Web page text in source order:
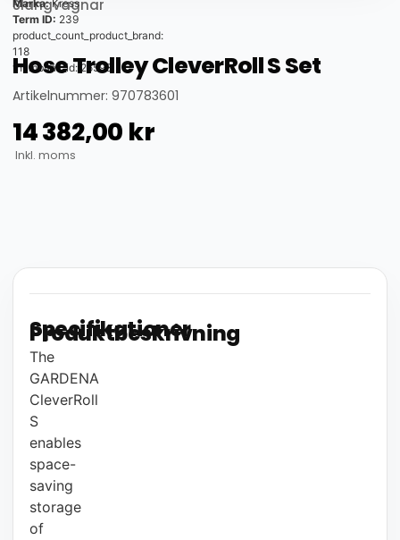
Slangvagnar
Marka:Kress
Term ID: 239
product_count_product_brand:
118
thumbnail_id: 25593
Hose Trolley CleverRoll S Set
Artikelnummer: 970783601
14 382,00 kr
Inkl. moms
Produktbeskrivning
The
GARDENA
CleverRoll
S
enables
space-
saving
storage
of
Specifikationer